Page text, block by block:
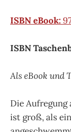
ISBN eBook:
ISBN
Als eBook und
Die Aufregung
ist groß, als